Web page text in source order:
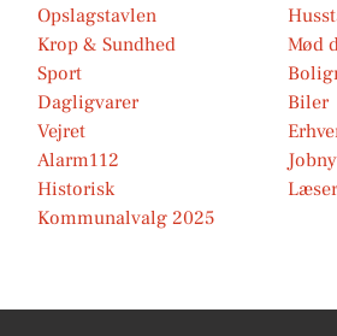
Opslagstavlen
Krop & Sundhed
Mød
Sport
Dagligvarer
Biler
Vejret
Alarm112
Historisk
Kommunalvalg 2025